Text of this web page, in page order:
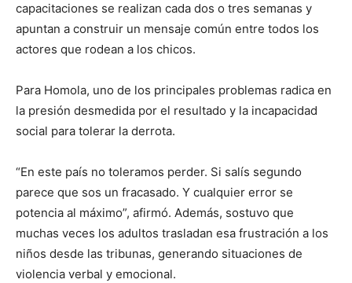
capacitaciones se realizan cada dos o tres semanas y
apuntan a construir un mensaje común entre todos los
actores que rodean a los chicos.
Para Homola, uno de los principales problemas radica en
la presión desmedida por el resultado y la incapacidad
social para tolerar la derrota.
“En este país no toleramos perder. Si salís segundo
parece que sos un fracasado. Y cualquier error se
potencia al máximo”, afirmó. Además, sostuvo que
muchas veces los adultos trasladan esa frustración a los
niños desde las tribunas, generando situaciones de
violencia verbal y emocional.